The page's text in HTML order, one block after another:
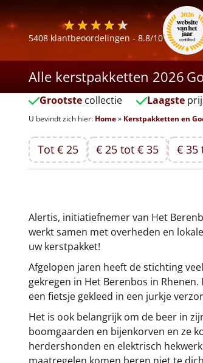
5408 klantbeoordelingen - 8.8/10
Alle kerstpakketten 2026
Grootste collectie Laagste
U bevindt zich hier: Home» Kerstpakketten en
Tot € 25 € 25 tot € 35 € 35
Alertis, initiatiefnemer van Het
werkt samen met overheden en
uw kerstpakket!
Afgelopen jaren heeft de stichting
gekregen in Het Berenbos in
een fietsje gekleed in een jurkje
Het is ook belangrijk om de beer in
boomgaarden en bijenkorven en ze
herdershonden en elektrisch